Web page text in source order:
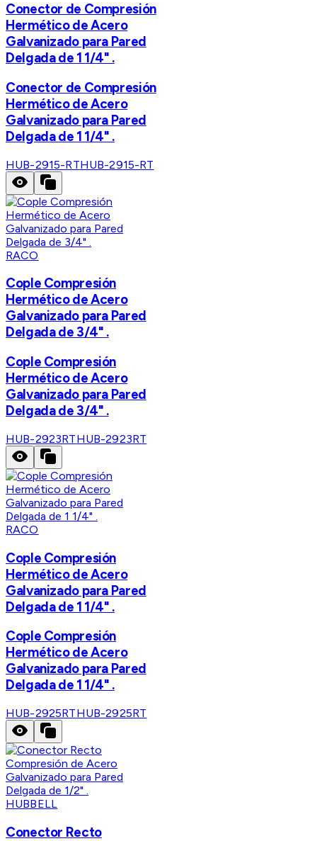
Conector de Compresión
Hermético de Acero
Galvanizado para Pared
Delgada de 1 1/4" .
Conector de Compresión
Hermético de Acero
Galvanizado para Pared
Delgada de 1 1/4" .
HUB-2915-RTHUB-2915-RT
RACO
Cople Compresión
Hermético de Acero
Galvanizado para Pared
Delgada de 3/4" .
Cople Compresión
Hermético de Acero
Galvanizado para Pared
Delgada de 3/4" .
HUB-2923RTHUB-2923RT
RACO
Cople Compresión
Hermético de Acero
Galvanizado para Pared
Delgada de 1 1/4" .
Cople Compresión
Hermético de Acero
Galvanizado para Pared
Delgada de 1 1/4" .
HUB-2925RTHUB-2925RT
HUBBELL
Conector Recto